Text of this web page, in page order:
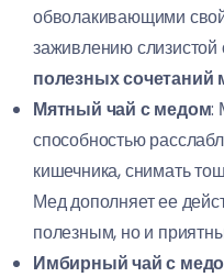
обволакивающими
заживлению слизистой
полезных сочетаний
Мятный чай с медом:
способностью
кишечника, снимать
Мед дополняет ее
полезным, но и
Имбирный чай с